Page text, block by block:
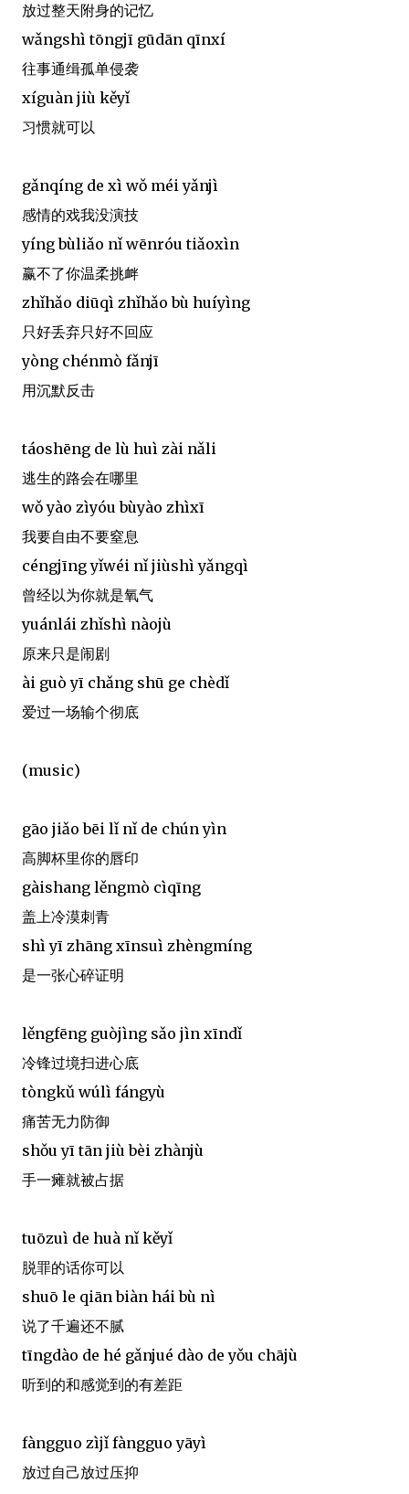
放过整天附身的记忆
wǎngshì tōngjī gūdān qīnxí
往事通缉孤单侵袭
xíguàn jiù kěyǐ
习惯就可以
gǎnqíng de xì wǒ méi yǎnjì
感情的戏我没演技
yíng bùliǎo nǐ wēnróu tiǎoxìn
赢不了你温柔挑衅
zhǐhǎo diūqì zhǐhǎo bù huíyìng
只好丢弃只好不回应
yòng chénmò fǎnjī
用沉默反击
táoshēng de lù huì zài nǎli
逃生的路会在哪里
wǒ yào zìyóu bùyào zhìxī
我要自由不要窒息
céngjīng yǐwéi nǐ jiùshì yǎngqì
曾经以为你就是氧气
yuánlái zhǐshì nàojù
原来只是闹剧
ài guò yī chǎng shū ge chèdǐ
爱过一场输个彻底
(music)
gāo jiǎo bēi lǐ nǐ de chún yìn
高脚杯里你的唇印
gàishang lěngmò cìqīng
盖上冷漠刺青
shì yī zhāng xīnsuì zhèngmíng
是一张心碎证明
lěngfēng guòjìng sǎo jìn xīndǐ
冷锋过境扫进心底
tòngkǔ wúlì fángyù
痛苦无力防御
shǒu yī tān jiù bèi zhànjù
手一瘫就被占据
tuōzuì de huà nǐ kěyǐ
脱罪的话你可以
shuō le qiān biàn hái bù nì
说了千遍还不腻
tīngdào de hé gǎnjué dào de yǒu chājù
听到的和感觉到的有差距
fàngguo zìjǐ fàngguo yāyì
放过自己放过压抑